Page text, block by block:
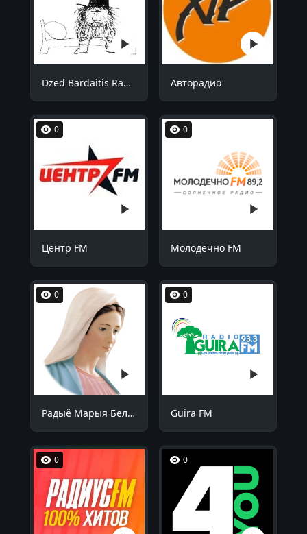
Dzed Bardaitis Radio Авторадио
0
Центр FM
0
Молодечно FM
0
Радыё Марыя Беларусь
0
Guira FM
0 0